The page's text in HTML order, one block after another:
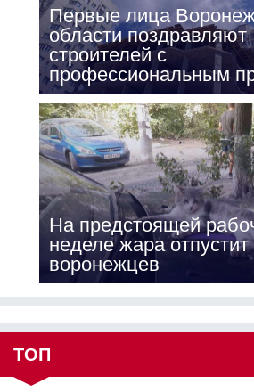
Первые лица
области поздравляют
строителей с
профессиональным
На предстоящей
неделе жара отпустит
воронежцев
ТОП